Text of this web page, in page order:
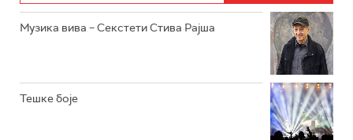
РАДИО ЏЕЗЕР
Музика вива – Секстети Стива Рајша
Тешке боје